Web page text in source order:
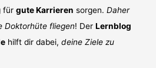
fürgute Karrieren sorgen.Daher
Doktorhüte fliegen! DerLernblog
hilft dir dabei,deine Ziele zu